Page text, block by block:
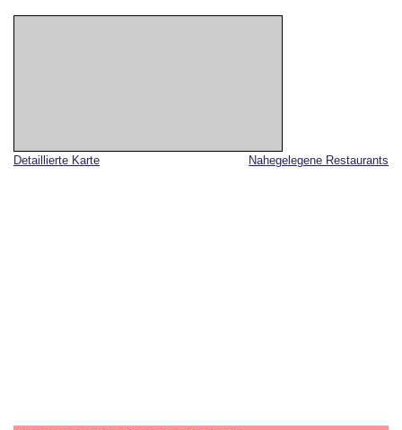
Nahegelegene Restaurants
Detaillierte Karte